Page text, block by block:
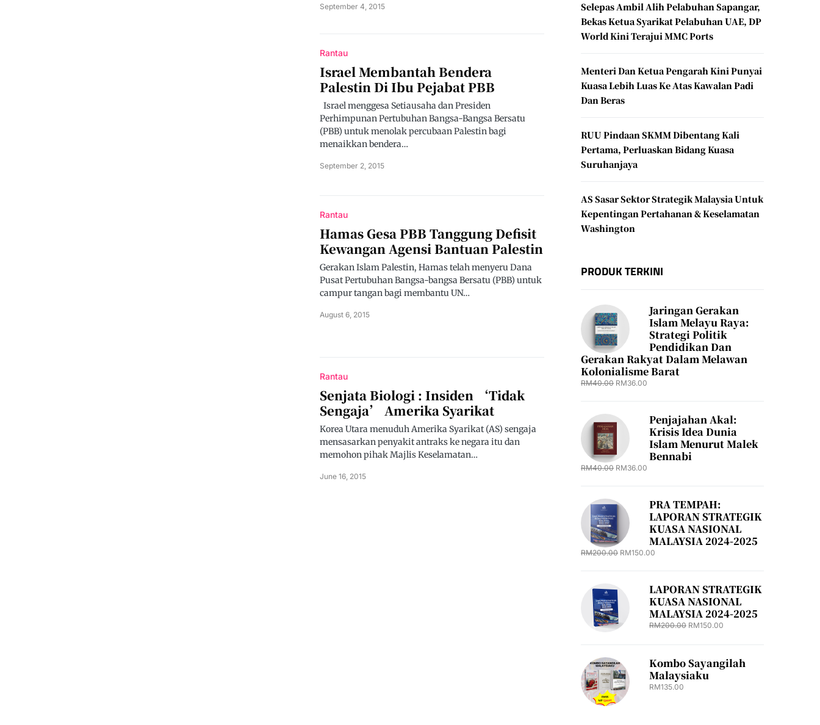
September 4, 2015
Rantau
Israel Membantah Bendera
Palestin Di Ibu Pejabat PBB
Israel menggesa Setiausaha dan Presiden
Perhimpunan Pertubuhan Bangsa-Bangsa Bersatu
(PBB) untuk menolak percubaan Palestin bagi
menaikkan bendera…
September 2, 2015
Rantau
Hamas Gesa PBB Tanggung Defisit
Kewangan Agensi Bantuan Palestin
Gerakan Islam Palestin, Hamas telah menyeru Dana
Pusat Pertubuhan Bangsa-bangsa Bersatu (PBB) untuk
campur tangan bagi membantu UN…
August 6, 2015
Rantau
Senjata Biologi : Insiden ‘Tidak
Sengaja’ Amerika Syarikat
Korea Utara menuduh Amerika Syarikat (AS) sengaja
mensasarkan penyakit antraks ke negara itu dan
memohon pihak Majlis Keselamatan…
June 16, 2015
Selepas Ambil Alih Pelabuhan Sapangar,
Bekas Ketua Syarikat Pelabuhan UAE, DP
World Kini Terajui MMC Ports
Menteri Dan Ketua Pengarah Kini Punyai
Kuasa Lebih Luas Ke Atas Kawalan Padi
Dan Beras
RUU Pindaan SKMM Dibentang Kali
Pertama, Perluaskan Bidang Kuasa
Suruhanjaya
AS Sasar Sektor Strategik Malaysia Untuk
Kepentingan Pertahanan & Keselamatan
Washington
PRODUK TERKINI
Jaringan Gerakan
Islam Melayu Raya:
Strategi Politik
Pendidikan Dan
Gerakan Rakyat Dalam Melawan
Kolonialisme Barat
RM40.00 RM36.00
Penjajahan Akal:
Krisis Idea Dunia
Islam Menurut Malek
Bennabi
RM40.00 RM36.00
PRA TEMPAH:
LAPORAN STRATEGIK
KUASA NASIONAL
MALAYSIA 2024-2025
RM200.00 RM150.00
LAPORAN STRATEGIK
KUASA NASIONAL
MALAYSIA 2024-2025
RM200.00 RM150.00
Kombo Sayangilah
Malaysiaku
RM135.00